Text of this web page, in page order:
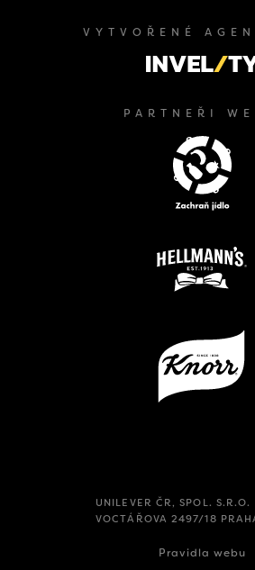
VYTVOŘENÉ
PARTNEŘI
UNILEVER ČR, SPOL. S.R.O.
VOCTÁŘOVA 2497/18
Pravidla webu